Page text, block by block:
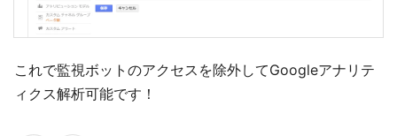
これで監視ボットのアクセスを除外してGoogleアナリテ
ィクス解析可能です！